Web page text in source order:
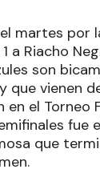
martes por
a Riacho
son
que vienen
en el Torneo
fue
que